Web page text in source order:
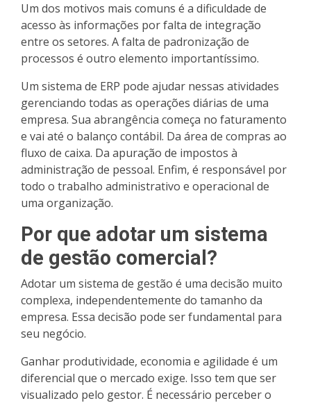
Um dos motivos mais comuns é a dificuldade de
acesso às informações por falta de integração
entre os setores. A falta de padronização de
processos é outro elemento importantíssimo.
Um sistema de ERP pode ajudar nessas atividades
gerenciando todas as operações diárias de uma
empresa. Sua abrangência começa no faturamento
e vai até o balanço contábil. Da área de compras ao
fluxo de caixa. Da apuração de impostos à
administração de pessoal. Enfim, é responsável por
todo o trabalho administrativo e operacional de
uma organização.
Por que adotar um sistema
de gestão comercial?
Adotar um sistema de gestão é uma decisão muito
complexa, independentemente do tamanho da
empresa. Essa decisão pode ser fundamental para
seu negócio.
Ganhar produtividade, economia e agilidade é um
diferencial que o mercado exige. Isso tem que ser
visualizado pelo gestor. É necessário perceber o